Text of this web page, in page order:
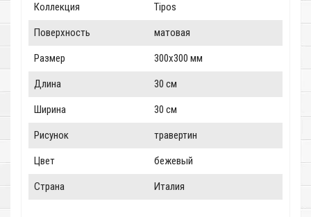
Коллекция Tipos
Поверхность матовая
Размер 300x300 мм
Длина 30 см
Ширина 30 см
Рисунок травертин
Цвет бежевый
Страна Италия